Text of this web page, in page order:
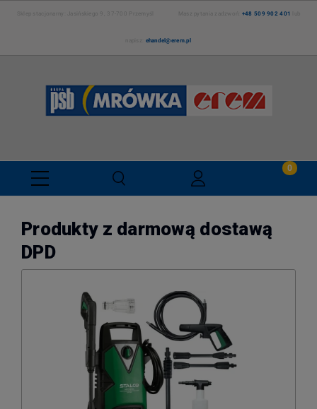
Sklep stacjonarny: Jasińskiego 9, 37-700 Przemyśl Masz pytania zadzwoń: +48 509 902 401
ehandel@erem.pl
Produkty z darmową dostawą
DPD